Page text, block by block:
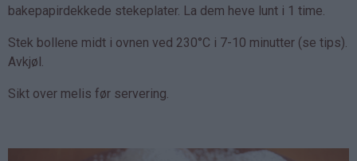
bakepapirdekkede stekeplater. La dem heve lunt i 1 time.
Stek bollene midt i ovnen ved 230°C i 7-10 minutter (se tips).
Avkjøl.
Sikt over melis før servering.